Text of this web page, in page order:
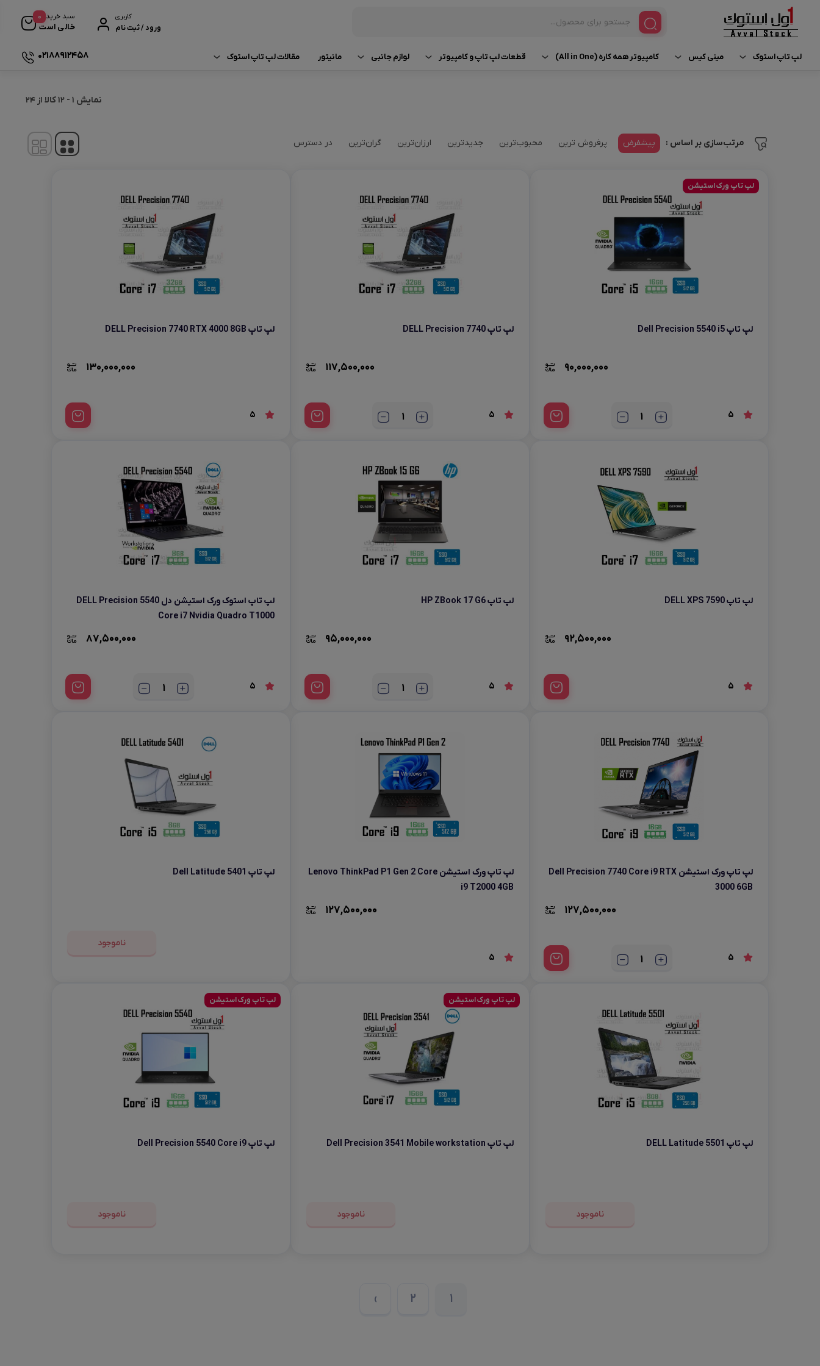
کاربری
ورود / ثبت نام
سبد خرید
خالی است
0
لپ تاپ استوک
لپ تاپ استوک Lenovo
مک بوک استوک | MacBook
لپ تاپ استوک Acer
لپ تاپ براساس پردازنده
لپ تاپ براساس کاربری
مینی کیس
مینی کیس Lenovo
کامپیوتر همه کاره (All in One) قطعات لپ تاپ و کامپیوتر
پردازنده (CPU)
تجهیزات ذخیره سازی اطلاعات
لوازم جانبی
اسپیکر (بلندگو)
کابل های رابط
لوازم جانبی لپ‌تاپ
لوازم جانبی کامپیوتر
مانیتور مقالات لپ تاپ استوک 02188912458
نمایش 1
-
12کالا از 24
مرتب‌سازی بر اساس : پیشفرض پرفروش ترین محبوب‌ترین جدیدترین ارزان‌ترین گران‌ترین در دسترس
لپ تاپ ورک استیشن
لپ تاپ Dell Precision 5540 i5
90,000,000
5
لپ تاپ DELL Precision 7740
117,500,000
5
لپ تاپ DELL Precision 7740 RTX 4000 8GB
130,000,000
5
لپ تاپ DELL XPS 7590
92,500,000
5
لپ تاپ HP ZBook 17 G6
95,000,000
5
لپ تاپ استوک ورک استیشن دل DELL Precision 5540
Core i7 Nvidia Quadro T1000
87,500,000
5
لپ تاپ ورک استیشن Dell Precision 7740 Core i9 RTX
3000 6GB
127,500,000
5
لپ تاپ ورک استیشن Lenovo ThinkPad P1 Gen 2 Core
i9 T2000 4GB
127,500,000
5
لپ تاپ Dell Latitude 5401
ناموجود
لپ تاپ DELL Latitude 5501
ناموجود
لپ تاپ ورک استیشن
لپ تاپ Dell Precision 3541 Mobile workstation
ناموجود
لپ تاپ ورک استیشن
لپ تاپ Dell Precision 5540 Core i9
ناموجود
1
2
›